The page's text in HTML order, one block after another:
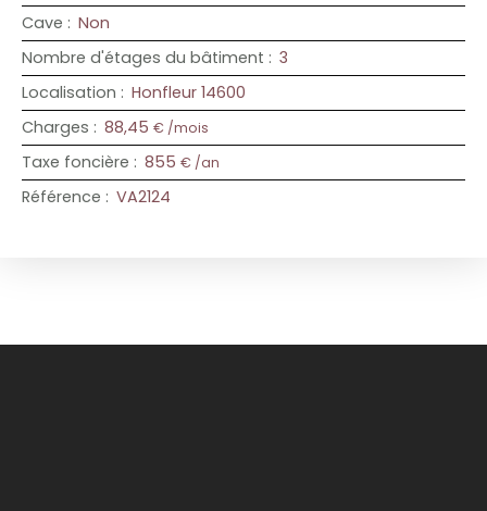
Cave : Non
Nombre d'étages du bâtiment : 3
Localisation : Honfleur 14600
Charges : 88,45 € /mois
Taxe foncière : 855 € /an
Référence : VA2124